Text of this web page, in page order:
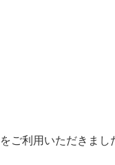
をご利用いただきまし